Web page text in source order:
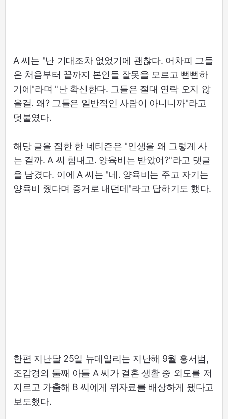
A 씨는 "난 기대조차 없었기에 괜찮다. 어차피 그들
은 처음부터 끝까지 본인들 잘못을 모르고 뻔뻔하
기에"라며 "난 확신한다. 그들은 절대 연락 오지 않
을걸. 왜? 그들은 일반적인 사람이 아니니까"라고
덧붙였다.
해당 글을 접한 한 네티즌은 "인생을 왜 그렇게 사
는 걸까. A 씨 힘내고. 양육비는 받았어?"라고 댓글
을 남겼다. 이에 A 씨는 "네. 양육비는 주고 자기는
양육비 줬다며 증거로 내던데"라고 답하기도 했다.
한편 지난달 25일 뉴데일리는 지난해 9월 홍서범,
조갑경의 둘째 아들 A 씨가 결혼 생활 중 외도를 저
지르고 가출해 B 씨에게 위자료를 배상하게 됐다고
보도했다.